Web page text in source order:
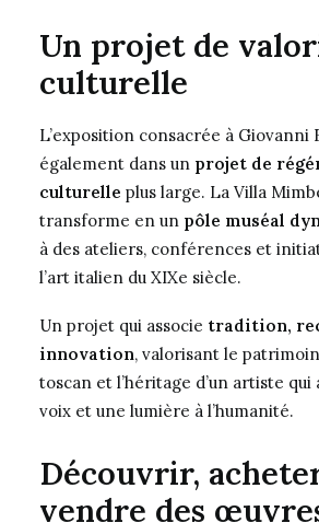
Un projet de
culturelle
L’exposition consacrée à Giovanni
également dans un projet de
culturelle plus large. La Villa
transforme en un pôle muséal
à des ateliers, conférences et
l’art italien du XIXe siècle.
Un projet qui associe tradition,
innovation, valorisant le
toscan et l’héritage d’un artiste qui
voix et une lumière à l’humanité.
Découvrir,
vendre des